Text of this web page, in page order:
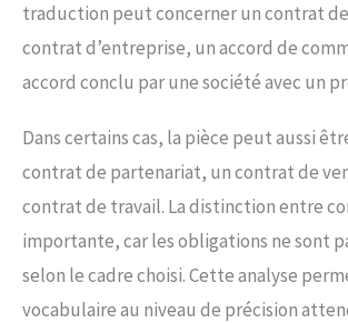
traduction peut concerner un contrat
contrat d’entreprise, un accord de
accord conclu par une société avec un
Dans certains cas, la pièce peut aussi
contrat de partenariat, un contrat de
contrat de travail. La distinction entre
importante, car les obligations ne sont
selon le cadre choisi. Cette analyse
vocabulaire au niveau de précision